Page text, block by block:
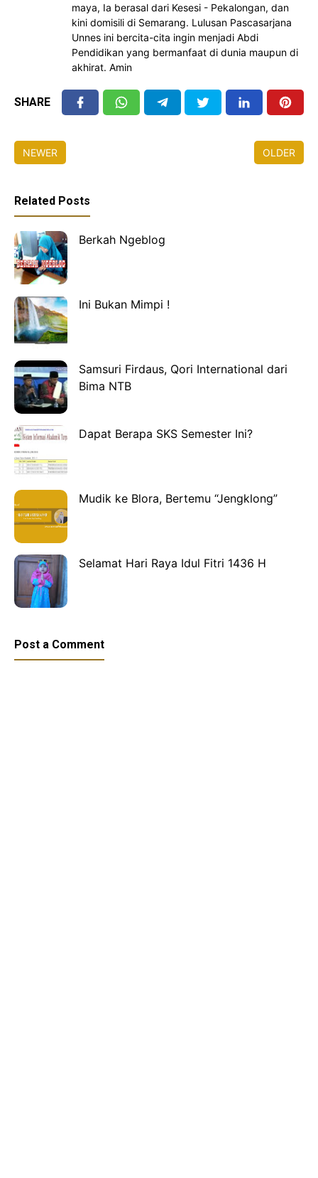
maya, Ia berasal dari Kesesi - Pekalongan, dan
kini domisili di Semarang. Lulusan Pascasarjana
Unnes ini bercita-cita ingin menjadi Abdi
Pendidikan yang bermanfaat di dunia maupun di
akhirat. Amin
SHARE
NEWER OLDER
Related Posts
Berkah Ngeblog
Ini Bukan Mimpi !
Samsuri Firdaus, Qori International dari
Bima NTB
Dapat Berapa SKS Semester Ini?
Mudik ke Blora, Bertemu “Jengklong”
Selamat Hari Raya Idul Fitri 1436 H
Post a Comment